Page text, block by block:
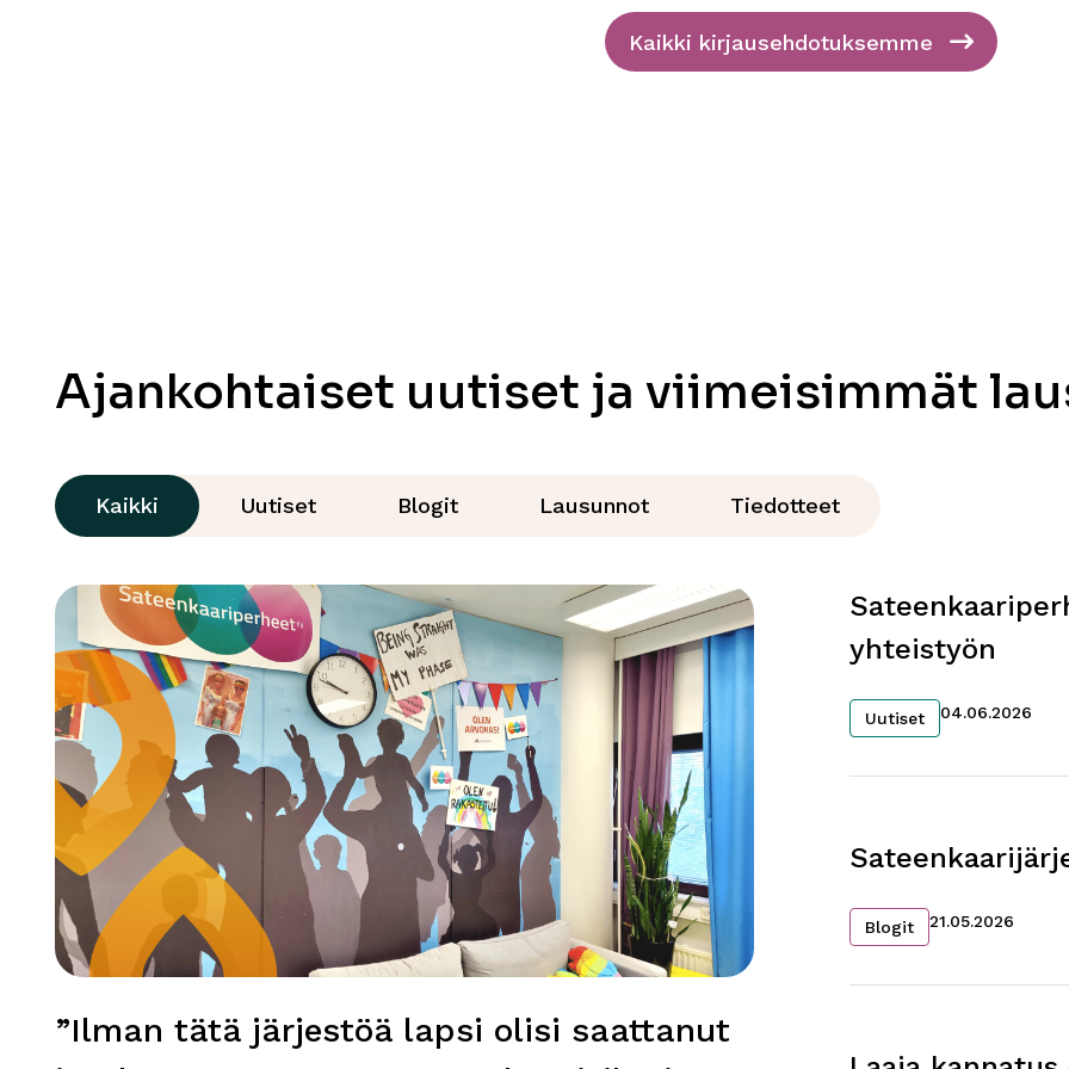
toteutuminen on erittäin merkittävää. YhdenvertaisuudenKaikki kirjausehdotuksemme
Ajankohtaiset uutiset ja viimeisimmät
Kaikki Uutiset Blogit Lausunnot Tiedotteet
”Ilman tätä järjestöä lapsi olisi saattanut
yhteistyön
Uutiset 04.06.2026
Blogit 21.05.2026